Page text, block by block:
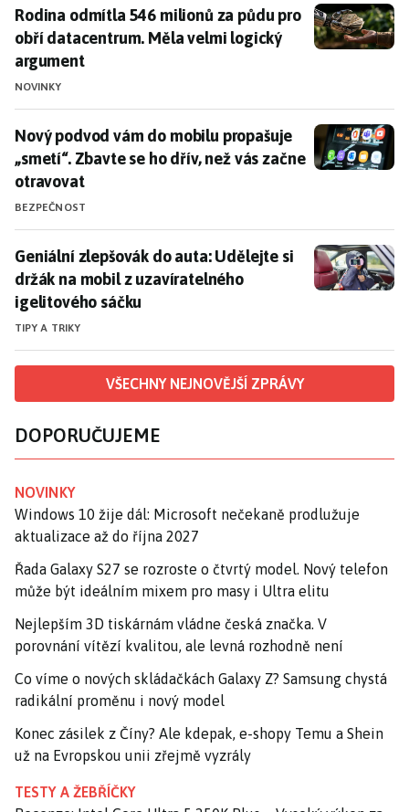
Rodina odmítla 546 milionů za půdu pro obří
Rodina odmítla 546 milionů za půdu pro
obří datacentrum. Měla velmi logický
argument
NOVINKY
Nový podvod vám do mobilu propašuje „smetí“.
Nový podvod vám do mobilu propašuje
„smetí“. Zbavte se ho dřív, než vás začne
otravovat
BEZPEČNOST
Geniální zlepšovák do auta: Udělejte si držák na
Geniální zlepšovák do auta: Udělejte si
držák na mobil z uzavíratelného
igelitového sáčku
TIPY A TRIKY
VŠECHNY NEJNOVĚJŠÍ ZPRÁVY
DOPORUČUJEME
NOVINKY
Windows 10 žije dál: Microsoft nečekaně prodlužuje
aktualizace až do října 2027
Řada Galaxy S27 se rozroste o čtvrtý model. Nový telefon
může být ideálním mixem pro masy i Ultra elitu
Nejlepším 3D tiskárnám vládne česká značka. V
porovnání vítězí kvalitou, ale levná rozhodně není
Co víme o nových skládačkách Galaxy Z? Samsung chystá
radikální proměnu i nový model
Konec zásilek z Číny? Ale kdepak, e-shopy Temu a Shein
už na Evropskou unii zřejmě vyzrály
TESTY A ŽEBŘÍČKY